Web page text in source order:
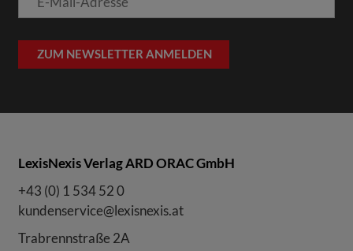
Mail-
Adresse
ZUM NEWSLETTER ANMELDEN
LexisNexis Verlag ARD ORAC GmbH
+43 (0) 1 534 52 0
kundenservice@lexisnexis.at
Trabrennstraße 2A